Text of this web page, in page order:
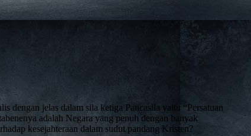
dengan jelas dalam sila ketiga Pancasila yaitu “Persatuan
adalah Negara yang penuh dengan banyak
kesejahteraan dalam sudut pandang Kristen?